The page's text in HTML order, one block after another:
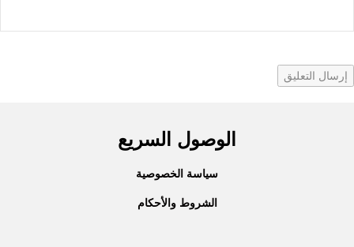
الوصول السريع
سياسة الخصوصية
الشروط والأحكام